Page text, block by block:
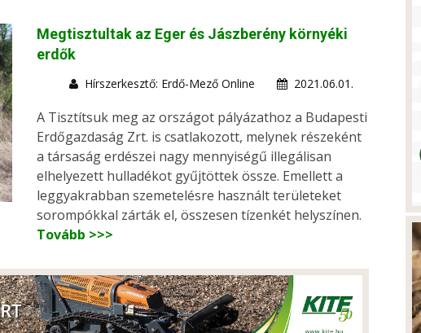
Megtisztultak az Eger és Jászberény környéki
erdők
Hírszerkesztő: Erdő-Mező Online 2021.06.01.
A Tisztítsuk meg az országot pályázathoz a Budapesti
Erdőgazdaság Zrt. is csatlakozott, melynek részeként
a társaság erdészei nagy mennyiségű illegálisan
elhelyezett hulladékot gyűjtöttek össze. Emellett a
leggyakrabban szemetelésre használt területeket
sorompókkal zárták el, összesen tízenkét helyszínen.
Tovább >>>